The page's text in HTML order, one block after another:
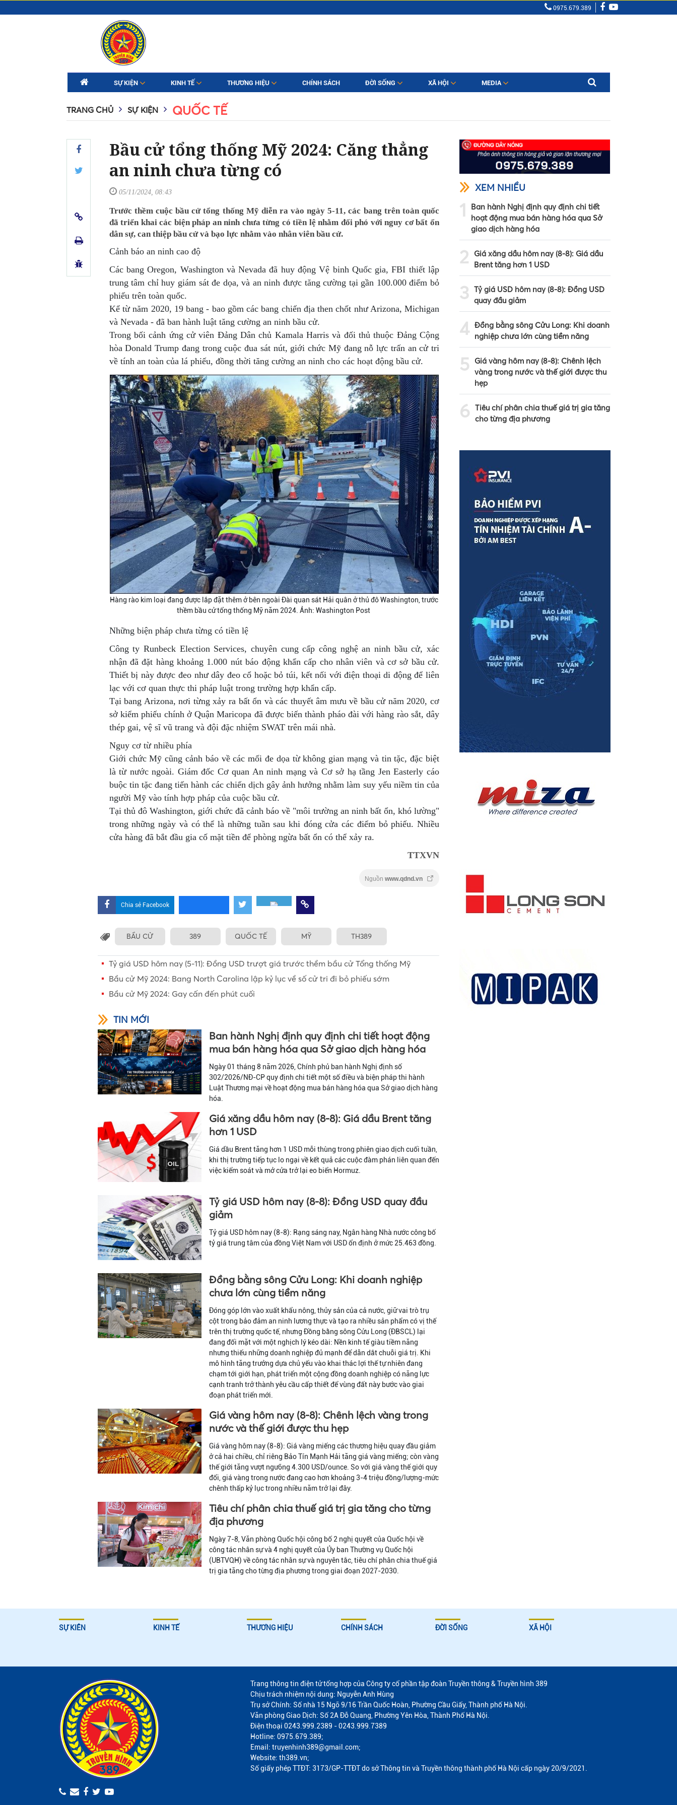
0975.679.389
SỰ KIỆN KINH TẾ THƯƠNG HIỆU CHÍNH SÁCH ĐỜI SỐNG XÃ HỘI MEDIA
TRANG CHỦ SỰ KIỆN QUỐC TẾ
Bầu cử tổng thống Mỹ 2024: Căng thẳng
an ninh chưa từng có
05/11/2024, 08:43
Trước thềm cuộc bầu cử tổng thống Mỹ diễn ra vào ngày 5-11, các bang trên toàn quốc
đã triển khai các biện pháp an ninh chưa từng có tiền lệ nhằm đối phó với nguy cơ bất ổn
dân sự, can thiệp bầu cử và bạo lực nhằm vào nhân viên bầu cử.
Cảnh báo an ninh cao độ
Các bang Oregon, Washington và Nevada đã huy động Vệ binh Quốc gia, FBI thiết lập
trung tâm chỉ huy giám sát đe dọa, và an ninh được tăng cường tại gần 100.000 điểm bỏ
phiếu trên toàn quốc.
Kể từ năm 2020, 19 bang - bao gồm các bang chiến địa then chốt như Arizona, Michigan
và Nevada - đã ban hành luật tăng cường an ninh bầu cử.
Trong bối cảnh ứng cử viên Đảng Dân chủ Kamala Harris và đối thủ thuộc Đảng Cộng
hòa Donald Trump đang trong cuộc đua sát nút, giới chức Mỹ đang nỗ lực trấn an cử tri
về tính an toàn của lá phiếu, đồng thời tăng cường an ninh cho các hoạt động bầu cử.
Hàng rào kim loại đang được lắp đặt thêm ở bên ngoài Đài quan sát Hải quân ở thủ đô Washington, trước
thềm bầu cử tổng thống Mỹ năm 2024. Ảnh: Washington Post
Những biện pháp chưa từng có tiền lệ
Công ty Runbeck Election Services, chuyên cung cấp công nghệ an ninh bầu cử, xác
nhận đã đặt hàng khoảng 1.000 nút báo động khẩn cấp cho nhân viên và cơ sở bầu cử.
Thiết bị này được đeo như dây đeo cổ hoặc bỏ túi, kết nối với điện thoại di động để liên
lạc với cơ quan thực thi pháp luật trong trường hợp khẩn cấp.
Tại bang Arizona, nơi từng xảy ra bất ổn và các thuyết âm mưu về bầu cử năm 2020, cơ
sở kiểm phiếu chính ở Quận Maricopa đã được biến thành pháo đài với hàng rào sắt, dây
thép gai, vệ sĩ vũ trang và đội đặc nhiệm SWAT trên mái nhà.
Nguy cơ từ nhiều phía
Giới chức Mỹ cũng cảnh báo về các mối đe dọa từ không gian mạng và tin tặc, đặc biệt
là từ nước ngoài. Giám đốc Cơ quan An ninh mạng và Cơ sở hạ tầng Jen Easterly cáo
buộc tin tặc đang tiến hành các chiến dịch gây ảnh hưởng nhằm làm suy yếu niềm tin của
người Mỹ vào tính hợp pháp của cuộc bầu cử.
Tại thủ đô Washington, giới chức đã cảnh báo về "môi trường an ninh bất ổn, khó lường"
trong những ngày và có thể là những tuần sau khi đóng cửa các điểm bỏ phiếu. Nhiều
cửa hàng đã bắt đầu gia cố mặt tiền để phòng ngừa bất ổn có thể xảy ra.
TTXVN
Nguồn www.qdnd.vn
Chia sẻ Facebook
BẦU CỬ 389 QUỐC TẾ MỸ TH389
Tỷ giá USD hôm nay (5-11): Đồng USD trượt giá trước thềm bầu cử Tổng thống Mỹ
Bầu cử Mỹ 2024: Bang North Carolina lập kỷ lục về số cử tri đi bỏ phiếu sớm
Bầu cử Mỹ 2024: Gay cấn đến phút cuối
TIN MỚI
Ban hành Nghị định quy định chi tiết hoạt động
mua bán hàng hóa qua Sở giao dịch hàng hóa
Ngày 01 tháng 8 năm 2026, Chính phủ ban hành Nghị định số
302/2026/NĐ-CP quy định chi tiết một số điều và biện pháp thi hành
Luật Thương mại về hoạt động mua bán hàng hóa qua Sở giao dịch hàng
hóa.
Giá xăng dầu hôm nay (8-8): Giá dầu Brent tăng
hơn 1 USD
Giá dầu Brent tăng hơn 1 USD mỗi thùng trong phiên giao dịch cuối tuần,
khi thị trường tiếp tục lo ngại về kết quả các cuộc đàm phán liên quan đến
việc kiểm soát và mở cửa trở lại eo biển Hormuz.
Tỷ giá USD hôm nay (8-8): Đồng USD quay đầu
giảm
Tỷ giá USD hôm nay (8-8): Rạng sáng nay, Ngân hàng Nhà nước công bố
tỷ giá trung tâm của đồng Việt Nam với USD ổn định ở mức 25.463 đồng.
Đồng bằng sông Cửu Long: Khi doanh nghiệp
chưa lớn cùng tiềm năng
Đóng góp lớn vào xuất khẩu nông, thủy sản của cả nước, giữ vai trò trụ
cột trong bảo đảm an ninh lương thực và tạo ra nhiều sản phẩm có vị thế
trên thị trường quốc tế, nhưng Đồng bằng sông Cửu Long (ĐBSCL) lại
đang đối mặt với một nghịch lý kéo dài: Nền kinh tế giàu tiềm năng
nhưng thiếu những doanh nghiệp đủ mạnh để dẫn dắt chuỗi giá trị. Khi
mô hình tăng trưởng dựa chủ yếu vào khai thác lợi thế tự nhiên đang
chạm tới giới hạn, phát triển một cộng đồng doanh nghiệp có năng lực
cạnh tranh trở thành yêu cầu cấp thiết để vùng đất này bước vào giai
đoạn phát triển mới.
Giá vàng hôm nay (8-8): Chênh lệch vàng trong
nước và thế giới được thu hẹp
Giá vàng hôm nay (8-8): Giá vàng miếng các thương hiệu quay đầu giảm
ở cả hai chiều, chỉ riêng Bảo Tín Mạnh Hải tăng giá vàng miếng; còn vàng
thế giới tăng vượt ngưỡng 4.300 USD/ounce. So với giá vàng thế giới quy
đổi, giá vàng trong nước đang cao hơn khoảng 3-4 triệu đồng/lượng-mức
chênh thấp kỷ lục trong nhiều năm trở lại đây.
Tiêu chí phân chia thuế giá trị gia tăng cho từng
địa phương
Ngày 7-8, Văn phòng Quốc hội công bố 2 nghị quyết của Quốc hội về
công tác nhân sự và 4 nghị quyết của Ủy ban Thường vụ Quốc hội
(UBTVQH) về công tác nhân sự và nguyên tắc, tiêu chí phân chia thuế giá
trị gia tăng cho từng địa phương trong giai đoạn 2027-2030.
XEM NHIỀU
1
Ban hành Nghị định quy định chi tiết
hoạt động mua bán hàng hóa qua Sở
giao dịch hàng hóa
2
Giá xăng dầu hôm nay (8-8): Giá dầu
Brent tăng hơn 1 USD
3 Tỷ giá USD hôm nay (8-8): Đồng USD
quay đầu giảm
4 Đồng bằng sông Cửu Long: Khi doanh
nghiệp chưa lớn cùng tiềm năng
5
Giá vàng hôm nay (8-8): Chênh lệch
vàng trong nước và thế giới được thu
hẹp
6 Tiêu chí phân chia thuế giá trị gia tăng
cho từng địa phương
SỰ KIÊN KINH TẾ THƯƠNG HIỆU CHÍNH SÁCH ĐỜI SỐNG XÃ HỘI
Trang thông tin điện tử tổng hợp của Công ty cổ phần tập đoàn Truyền thông & Truyền hình 389
Chịu trách nhiệm nội dung: Nguyễn Anh Hùng
Trụ sở Chính: Số nhà 15 Ngõ 9/16 Trần Quốc Hoàn, Phường Cầu Giấy, Thành phố Hà Nội.
Văn phòng Giao Dịch: Số 2A Đỗ Quang, Phường Yên Hòa, Thành Phố Hà Nội.
Điện thoại 0243.999.2389 - 0243.999.7389
Hotline: 0975.679.389;
Email: truyenhinh389@gmail.com;
Website: th389.vn;
Số giấy phép TTĐT: 3173/GP-TTĐT do sở Thông tin và Truyền thông thành phố Hà Nội cấp ngày 20/9/2021.